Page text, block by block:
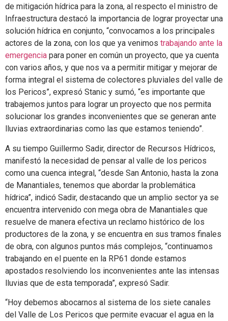
de mitigación hídrica para la zona, al respecto el ministro de
Infraestructura destacó la importancia de lograr proyectar una
solución hídrica en conjunto, “convocamos a los principales
actores de la zona, con los que ya venimos trabajando ante la
emergencia para poner en común un proyecto, que ya cuenta
con varios años, y que nos va a permitir mitigar y mejorar de
forma integral el sistema de colectores pluviales del valle de
los Pericos”, expresó Stanic y sumó, “es importante que
trabajemos juntos para lograr un proyecto que nos permita
solucionar los grandes inconvenientes que se generan ante
lluvias extraordinarias como las que estamos teniendo”.
A su tiempo Guillermo Sadir, director de Recursos Hídricos,
manifestó la necesidad de pensar al valle de los pericos
como una cuenca integral, “desde San Antonio, hasta la zona
de Manantiales, tenemos que abordar la problemática
hídrica”, indicó Sadir, destacando que un amplio sector ya se
encuentra intervenido con mega obra de Manantiales que
resuelve de manera efectiva un reclamo histórico de los
productores de la zona, y se encuentra en sus tramos finales
de obra, con algunos puntos más complejos, “continuamos
trabajando en el puente en la RP61 donde estamos
apostados resolviendo los inconvenientes ante las intensas
lluvias que de esta temporada”, expresó Sadir.
“Hoy debemos abocarnos al sistema de los siete canales
del Valle de Los Pericos que permite evacuar el agua en la